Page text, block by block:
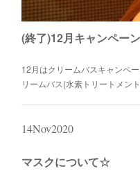
(終了)12月キャンペーン
12月はクリームバスキャンペ
リームバス(水素トリートメン
14Nov2020
マスクについて☆